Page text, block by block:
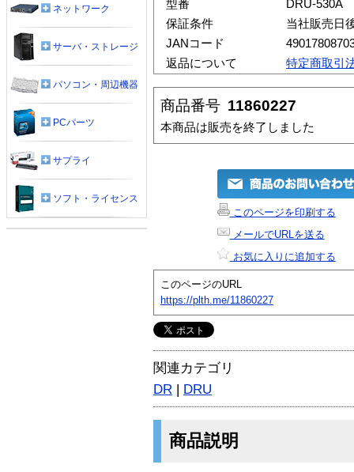
型番
DRU-530A
保証条件
当社販売日
JANコード
返品について
特定商取引
商品番号 11860227
本商品は販売を終了しました
このページを印刷する
メールでURLを送る
お気に入りに追加する
このページのURL
https://plth.me/11860227
関連カテゴリ
DR | DRU
商品説明
ネットワーク
サーバ・ストレージ
パソコン・周辺機器
PCパーツ
サプライ
ソフト・ライセンス